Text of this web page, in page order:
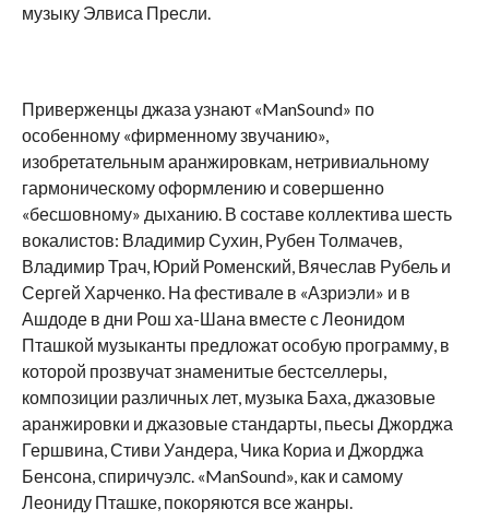
музыку Элвиса Пресли.
Приверженцы джаза узнают «ManSound» по
особенному «фирменному звучанию»,
изобретательным аранжировкам, нетривиальному
гармоническому оформлению и совершенно
«бесшовному» дыханию. В составе коллектива шесть
вокалистов: Владимир Сухин, Рубен Толмачев,
Владимир Трач, Юрий Роменский, Вячеслав Рубель и
Сергей Харченко. На фестивале в «Азриэли» и в
Ашдоде в дни Рош ха-Шана вместе с Леонидом
Пташкой музыканты предложат особую программу, в
которой прозвучат знаменитые бестселлеры,
композиции различных лет, музыка Баха, джазовые
аранжировки и джазовые стандарты, пьесы Джорджа
Гершвина, Стиви Уандера, Чика Кориа и Джорджа
Бенсона, спиричуэлс. «ManSound», как и самому
Леониду Пташке, покоряются все жанры.